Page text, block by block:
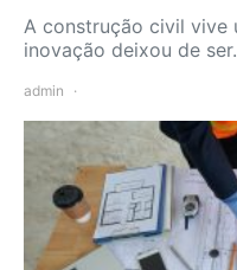
A construção civil vive
inovação deixou de
admin